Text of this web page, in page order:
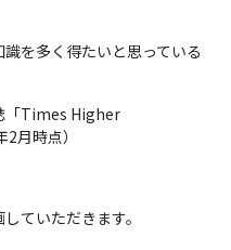
を多く得たいと思っている
「Times Higher
月時点）
ていただきます。